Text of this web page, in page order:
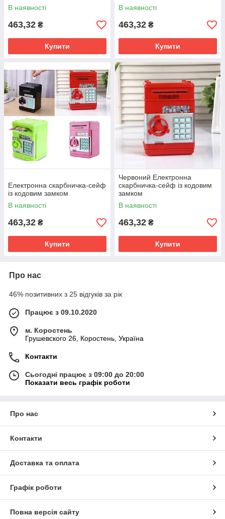
В наявності
463,32 ₴
Купити
В наявності
463,32 ₴
Купити
Електронна скарбничка-сейф
із кодовим замком
В наявності
463,32 ₴
Купити
Червоний Електронна
скарбничка-сейф із кодовим
замком
В наявності
463,32 ₴
Купити
Про нас
46% позитивних з 25 відгуків за рік
Працює з 09.10.2020
м. Коростень
Грушевского 26, Коростень, Україна
Контакти
Сьогодні працює з 09:00 до 20:00
Показати весь графік роботи
Про нас
Контакти
Доставка та оплата
Графік роботи
Повна версія сайту